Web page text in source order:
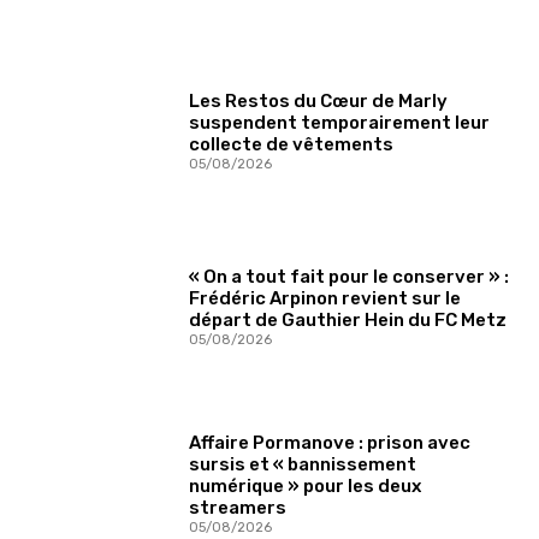
Les Restos du Cœur de Marly
suspendent temporairement leur
collecte de vêtements
05/08/2026
« On a tout fait pour le conserver » :
Frédéric Arpinon revient sur le
départ de Gauthier Hein du FC Metz
05/08/2026
Affaire Pormanove : prison avec
sursis et « bannissement
numérique » pour les deux
streamers
05/08/2026